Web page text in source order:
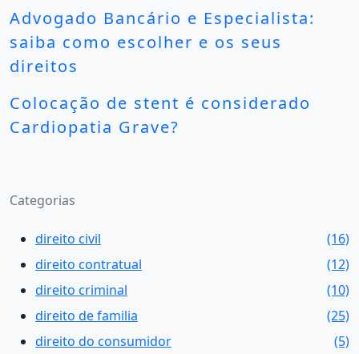
Advogado Bancário e Especialista:
saiba como escolher e os seus
direitos
Colocação de stent é considerado
Cardiopatia Grave?
Categorias
direito civil
(16)
direito contratual
(12)
direito criminal
(10)
direito de familia
(25)
direito do consumidor
(5)